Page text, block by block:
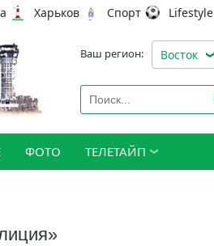
Харьков Спорт Lifestyle
Ваш регион: Восток
ФОТО ТЕЛЕТАЙП